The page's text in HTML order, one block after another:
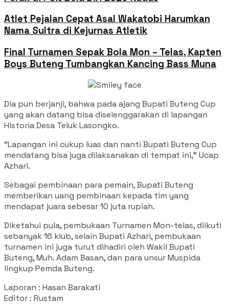
Atlet Pejalan Cepat Asal Wakatobi Harumkan
Nama Sultra di Kejurnas Atletik
Final Turnamen Sepak Bola Mon – Telas, Kapten
Boys Buteng Tumbangkan Kancing Bass Muna
Dia pun berjanji, bahwa pada ajang Bupati Buteng Cup
yang akan datang bisa diselenggarakan di lapangan
Historia Desa Teluk Lasongko.
“Lapangan ini cukup luas dan nanti Bupati Buteng Cup
mendatang bisa juga dilaksanakan di tempat ini,” Ucap
Azhari.
Sebagai pembinaan para pemain, Bupati Buteng
memberikan uang pembinaan kepada tim yang
mendapat juara sebesar 10 juta rupiah.
Diketahui pula, pembukaan Turnamen Mon-telas, diikuti
sebanyak 16 klub, selain Bupati Azhari, pembukaan
turnamen ini juga turut dihadiri oleh Wakil Bupati
Buteng, Muh. Adam Basan, dan para unsur Muspida
lingkup Pemda Buteng.
Laporan : Hasan Barakati
Editor : Rustam